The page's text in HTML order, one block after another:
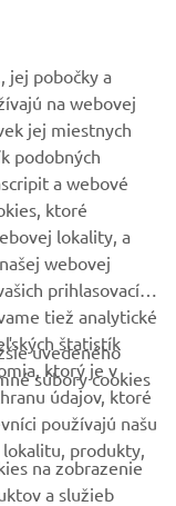
štýlu
a textové správy
jej pobočky a
na webovej
jej miestnych
podobných
a webové
ktoré
lokality, a
webovej
prihlasovacích
tiež analytické
štatistík
ktorý je v
údajov, ktoré
používajú našu
produkty,
uvedeného
súbory cookies
na zobrazenie
a služieb